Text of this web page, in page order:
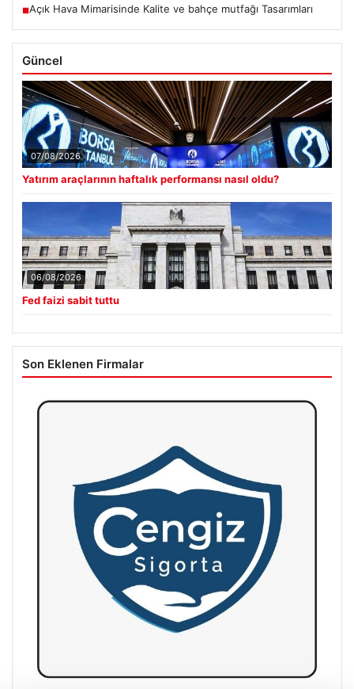
■Açık Hava Mimarisinde Kalite ve bahçe mutfağı Tasarımları
Güncel
07/08/2026
Yatırım araçlarının haftalık performansı nasıl oldu?
06/08/2026
Fed faizi sabit tuttu
Son Eklenen Firmalar